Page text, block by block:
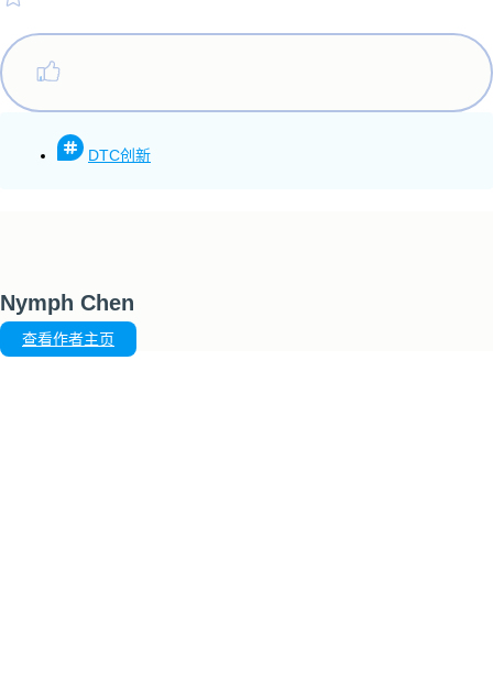
DTC创新
Nymph Chen
查看作者主页